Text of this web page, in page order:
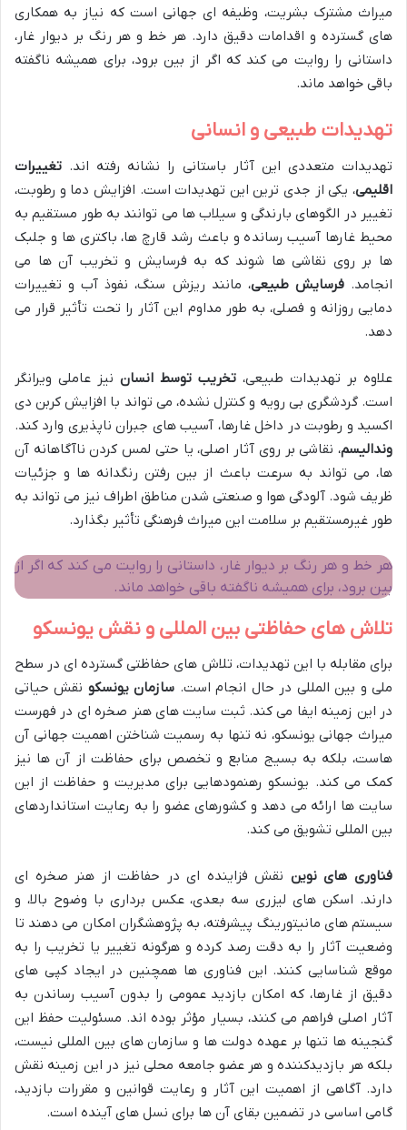
میراث مشترک بشریت، وظیفه ای جهانی است که نیاز به همکاری
های گسترده و اقدامات دقیق دارد. هر خط و هر رنگ بر دیوار غار،
داستانی را روایت می کند که اگر از بین برود، برای همیشه ناگفته
باقی خواهد ماند.
تهدیدات طبیعی و انسانی
تهدیدات متعددی این آثار باستانی را نشانه رفته اند. تغییرات
اقلیمی، یکی از جدی ترین این تهدیدات است. افزایش دما و رطوبت،
تغییر در الگوهای بارندگی و سیلاب ها می توانند به طور مستقیم به
محیط غارها آسیب رسانده و باعث رشد قارچ ها، باکتری ها و جلبک
ها بر روی نقاشی ها شوند که به فرسایش و تخریب آن ها می
انجامد.فرسایش طبیعی، مانند ریزش سنگ، نفوذ آب و تغییرات
دمایی روزانه و فصلی، به طور مداوم این آثار را تحت تأثیر قرار می
دهد.
علاوه بر تهدیدات طبیعی، تخریب توسط انسان نیز عاملی ویرانگر
است. گردشگری بی رویه و کنترل نشده، می تواند با افزایش کربن دی
اکسید و رطوبت در داخل غارها، آسیب های جبران ناپذیری وارد کند.
وندالیسم، نقاشی بر روی آثار اصلی، یا حتی لمس کردن ناآگاهانه آن
ها، می تواند به سرعت باعث از بین رفتن رنگدانه ها و جزئیات
ظریف شود. آلودگی هوا و صنعتی شدن مناطق اطراف نیز می تواند به
طور غیرمستقیم بر سلامت این میراث فرهنگی تأثیر بگذارد.
هر خط و هر رنگ بر دیوار غار، داستانی را روایت می کند که اگر از
بین برود، برای همیشه ناگفته باقی خواهد ماند.
تلاش های حفاظتی بین المللی و نقش یونسکو
برای مقابله با این تهدیدات، تلاش های حفاظتی گسترده ای در سطح
ملی و بین المللی در حال انجام است. سازمان یونسکو نقش حیاتی
در این زمینه ایفا می کند. ثبت سایت های هنر صخره ای در فهرست
میراث جهانی یونسکو، نه تنها به رسمیت شناختن اهمیت جهانی آن
هاست، بلکه به بسیج منابع و تخصص برای حفاظت از آن ها نیز
کمک می کند. یونسکو رهنمودهایی برای مدیریت و حفاظت از این
سایت ها ارائه می دهد و کشورهای عضو را به رعایت استانداردهای
بین المللی تشویق می کند.
فناوری های نوین نقش فزاینده ای در حفاظت از هنر صخره ای
دارند. اسکن های لیزری سه بعدی، عکس برداری با وضوح بالا، و
سیستم های مانیتورینگ پیشرفته، به پژوهشگران امکان می دهند تا
وضعیت آثار را به دقت رصد کرده و هرگونه تغییر یا تخریب را به
موقع شناسایی کنند. این فناوری ها همچنین در ایجاد کپی های
دقیق از غارها، که امکان بازدید عمومی را بدون آسیب رساندن به
آثار اصلی فراهم می کنند، بسیار مؤثر بوده اند. مسئولیت حفظ این
گنجینه ها تنها بر عهده دولت ها و سازمان های بین المللی نیست،
بلکه هر بازدیدکننده و هر عضو جامعه محلی نیز در این زمینه نقش
دارد. آگاهی از اهمیت این آثار و رعایت قوانین و مقررات بازدید،
گامی اساسی در تضمین بقای آن ها برای نسل های آینده است.